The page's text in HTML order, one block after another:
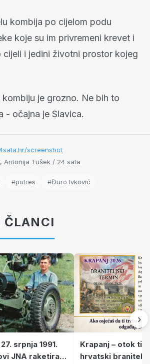
kombija po cijelom podu
koje su im privremeni krevet i
cijeli i jedini životni prostor kojeg
je grozno. Ne bih to
- očajna je Slavica.
screenshot
Antonija Tušek / 24 sata
#potres #Đuro Ivković
ČLANCI
srpnja 1991.
JNA raketirali
Krapanj – otok
hrvatski branitelji
›